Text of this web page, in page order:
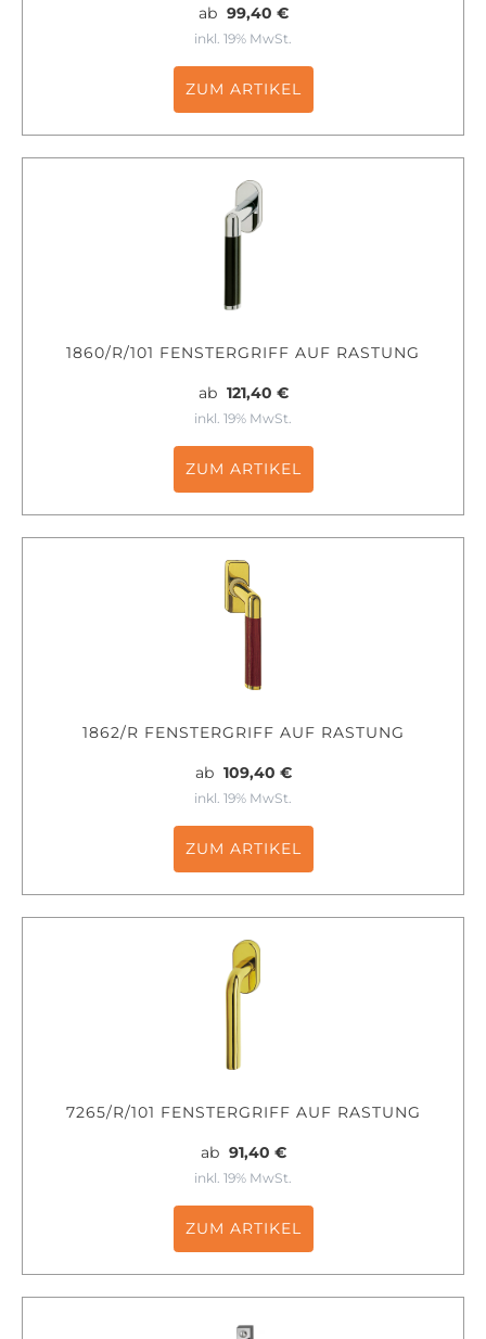
ab 99,40 €
inkl. 19% MwSt.
ZUM ARTIKEL
1860/R/101 FENSTERGRIFF AUF RASTUNG
ab 121,40 €
inkl. 19% MwSt.
ZUM ARTIKEL
1862/R FENSTERGRIFF AUF RASTUNG
ab 109,40 €
inkl. 19% MwSt.
ZUM ARTIKEL
7265/R/101 FENSTERGRIFF AUF RASTUNG
ab 91,40 €
inkl. 19% MwSt.
ZUM ARTIKEL